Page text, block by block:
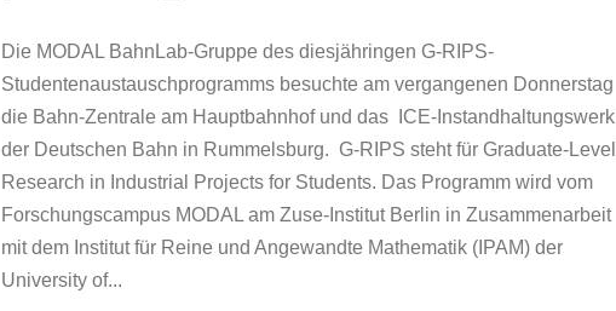
Die MODAL BahnLab-Gruppe des diesjähringen G-RIPS-
Studentenaustauschprogramms besuchte am vergangenen Donnerstag
die Bahn-Zentrale am Hauptbahnhof und das ICE-Instandhaltungswerk
der Deutschen Bahn in Rummelsburg. G-RIPS steht für Graduate-Level
Research in Industrial Projects for Students. Das Programm wird vom
Forschungscampus MODAL am Zuse-Institut Berlin in Zusammenarbeit
mit dem Institut für Reine und Angewandte Mathematik (IPAM) der
University of...